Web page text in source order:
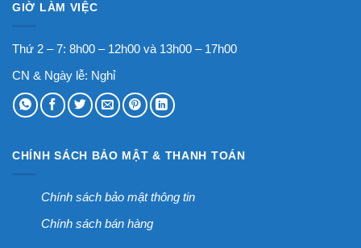
GIỜ LÀM VIỆC
Thứ 2 – 7: 8h00 – 12h00 và 13h00 – 17h00
CN & Ngày lễ: Nghỉ
CHÍNH SÁCH BẢO MẬT & THANH TOÁN
Chính sách bảo mật thông tin
Chính sách bán hàng